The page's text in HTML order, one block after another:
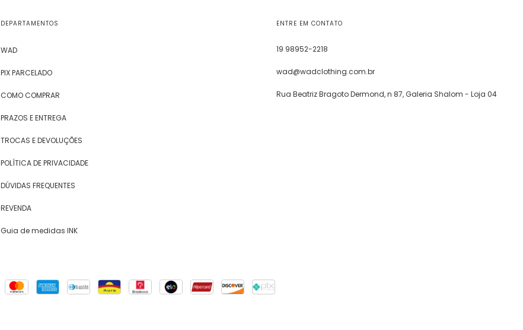
DEPARTAMENTOS
WAD
PIX PARCELADO
COMO COMPRAR
PRAZOS E ENTREGA
TROCAS E DEVOLUÇÕES
POLÍTICA DE PRIVACIDADE
DÚVIDAS FREQUENTES
REVENDA
Guia de medidas INK
ENTRE EM CONTATO
19 98952-2218
wad@wadclothing.com.br
Rua Beatriz Bragoto Dermond, n 87, Galeria Shalom - Loja 04